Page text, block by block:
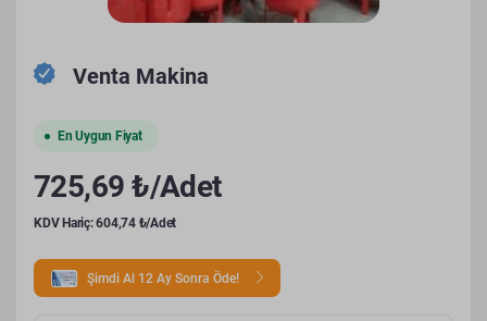
Venta Makina
En Uygun Fiyat
725,69 ₺/Adet
KDV Hariç: 604,74 ₺/Adet
Şimdi Al 12 Ay Sonra Öde!